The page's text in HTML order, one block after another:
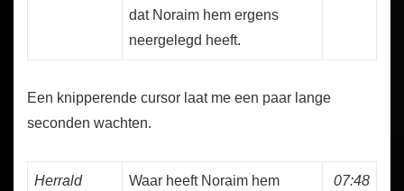
dat Noraim hem ergens
neergelegd heeft.
Een knipperende cursor laat me een paar lange
seconden wachten.
Herrald
Waar heeft Noraim hem
07:48